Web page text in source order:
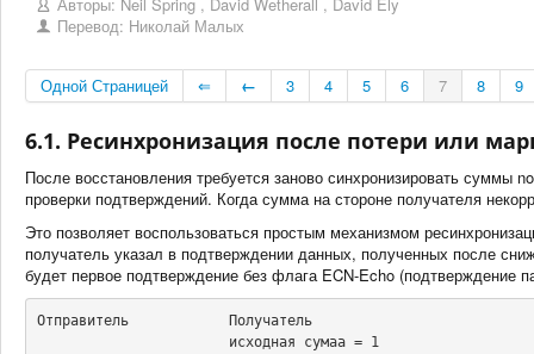
Перевод: Николай Малых
Одной Страницей ⇐ ← 3 4 5 6 7 8 9
6.1. Ресинхронизация после потери или
После восстановления требуется заново синхронизировать
проверки подтверждений. Когда сумма на стороне получателя
Это позволяет воспользоваться простым механизмом
получатель указал в подтверждении данных, полученных после
будет первое подтверждение без флага ECN-Echo (подтверждение
Отправитель            Получатель